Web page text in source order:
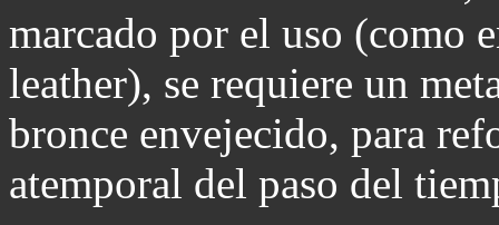
marcado por el uso (como
leather), se requiere un
bronce envejecido, para
atemporal del paso del